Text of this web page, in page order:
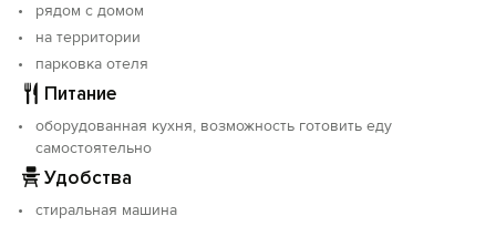
Рядом зона барбекю. Есть горячий чан под открытым
небом. Бесплатный Wi-Fi предоставляется на всей
территории.
Объект прошёл классификацию. Номер реестровой
записи: С422025006351.
рядом с домом
на территории
парковка отеля
Питание
оборудованная кухня, возможность готовить еду
самостоятельно
Удобства
стиральная машина